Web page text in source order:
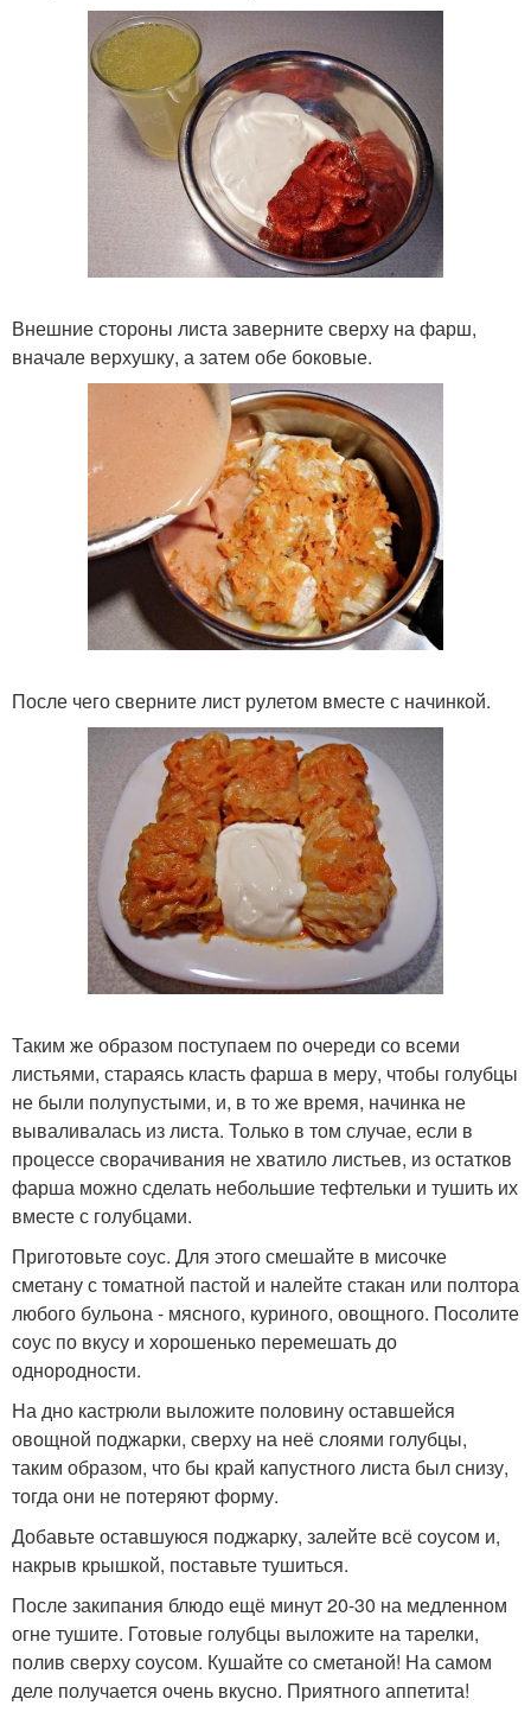
Внешние стороны листа заверните сверху на фарш,
вначале верхушку, а затем обе боковые.
После чего сверните лист рулетом вместе с начинкой.
Таким же образом поступаем по очереди со всеми
листьями, стараясь класть фарша в меру, чтобы голубцы
не были полупустыми, и, в то же время, начинка не
вываливалась из листа. Только в том случае, если в
процессе сворачивания не хватило листьев, из остатков
фарша можно сделать небольшие тефтельки и тушить их
вместе с голубцами.
Приготовьте соус. Для этого смешайте в мисочке
сметану с томатной пастой и налейте стакан или полтора
любого бульона - мясного, куриного, овощного. Посолите
соус по вкусу и хорошенько перемешать до
однородности.
На дно кастрюли выложите половину оставшейся
овощной поджарки, сверху на неё слоями голубцы,
таким образом, что бы край капустного листа был снизу,
тогда они не потеряют форму.
Добавьте оставшуюся поджарку, залейте всё соусом и,
накрыв крышкой, поставьте тушиться.
После закипания блюдо ещё минут 20-30 на медленном
огне тушите. Готовые голубцы выложите на тарелки,
полив сверху соусом. Кушайте со сметаной! На самом
деле получается очень вкусно. Приятного аппетита!